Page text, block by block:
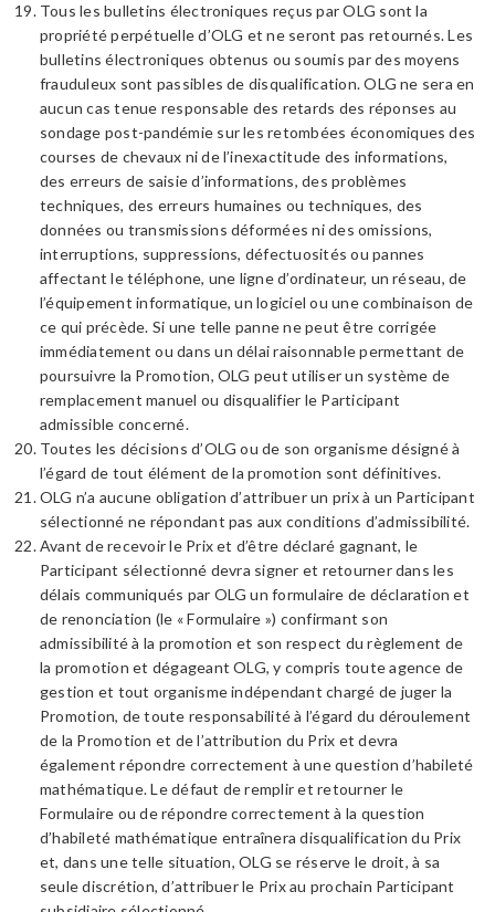
Tous les bulletins électroniques reçus par OLG sont la
propriété perpétuelle d’OLG et ne seront pas retournés. Les
bulletins électroniques obtenus ou soumis par des moyens
frauduleux sont passibles de disqualification. OLG ne sera en
aucun cas tenue responsable des retards des réponses au
sondage post-pandémie sur les retombées économiques des
courses de chevaux ni de l’inexactitude des informations,
des erreurs de saisie d’informations, des problèmes
techniques, des erreurs humaines ou techniques, des
données ou transmissions déformées ni des omissions,
interruptions, suppressions, défectuosités ou pannes
affectant le téléphone, une ligne d’ordinateur, un réseau, de
l’équipement informatique, un logiciel ou une combinaison de
ce qui précède. Si une telle panne ne peut être corrigée
immédiatement ou dans un délai raisonnable permettant de
poursuivre la Promotion, OLG peut utiliser un système de
remplacement manuel ou disqualifier le Participant
admissible concerné.
Toutes les décisions d’OLG ou de son organisme désigné à
l’égard de tout élément de la promotion sont définitives.
OLG n’a aucune obligation d’attribuer un prix à un Participant
sélectionné ne répondant pas aux conditions d’admissibilité.
Avant de recevoir le Prix et d’être déclaré gagnant, le
Participant sélectionné devra signer et retourner dans les
délais communiqués par OLG un formulaire de déclaration et
de renonciation (le « Formulaire ») confirmant son
admissibilité à la promotion et son respect du règlement de
la promotion et dégageant OLG, y compris toute agence de
gestion et tout organisme indépendant chargé de juger la
Promotion, de toute responsabilité à l’égard du déroulement
de la Promotion et de l’attribution du Prix et devra
également répondre correctement à une question d’habileté
mathématique. Le défaut de remplir et retourner le
Formulaire ou de répondre correctement à la question
d’habileté mathématique entraînera disqualification du Prix
et, dans une telle situation, OLG se réserve le droit, à sa
seule discrétion, d’attribuer le Prix au prochain Participant